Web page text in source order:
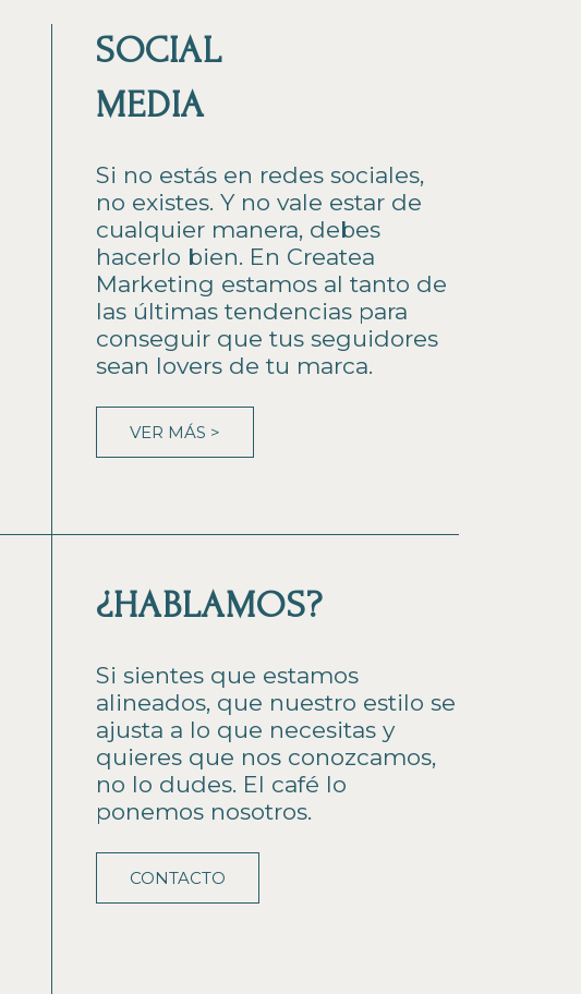
SOCIAL
MEDIA
Si no estás en redes sociales,
no existes. Y no vale estar de
cualquier manera, debes
hacerlo bien. En Createa
Marketing estamos al tanto de
las últimas tendencias para
conseguir que tus seguidores
sean lovers de tu marca.
VER MÁS >
¿HABLAMOS?
Si sientes que estamos
alineados, que nuestro estilo se
ajusta a lo que necesitas y
quieres que nos conozcamos,
no lo dudes. El café lo
ponemos nosotros.
CONTACTO